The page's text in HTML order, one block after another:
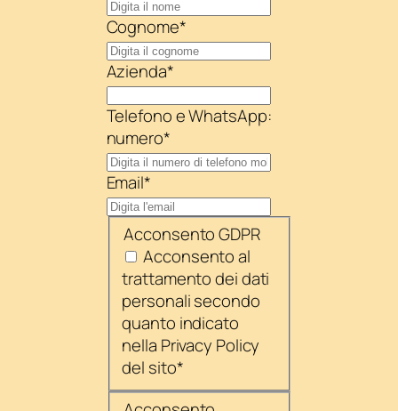
Cognome*
Azienda*
Telefono e WhatsApp:
numero*
Email*
Acconsento GDPR
Acconsento al
trattamento dei dati
personali secondo
quanto indicato
nella Privacy Policy
del sito*